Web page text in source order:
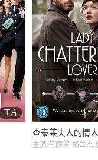
正片
查泰莱夫人的情人